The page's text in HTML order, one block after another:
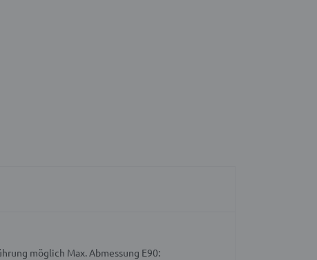
möglich Max. Abmessung E90: